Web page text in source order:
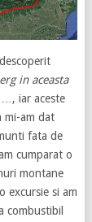
in aceasta
…, iar aceste
mi-am dat
fata de
cumparat o
montane
excursie si am
combustibil